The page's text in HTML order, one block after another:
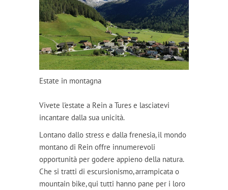
Estate in montagna
Vivete l'estate a Rein a Tures e lasciatevi
incantare dalla sua unicità.
Lontano dallo stress e dalla frenesia, il mondo
montano di Rein offre innumerevoli
opportunità per godere appieno della natura.
Che si tratti di escursionismo, arrampicata o
mountain bike, qui tutti hanno pane per i loro